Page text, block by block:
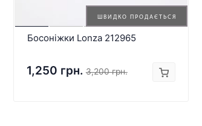
ШВИДКО ПРОДАЄТЬСЯ
Босоніжки Lonza 212965
1,250 грн. 3,200 грн.